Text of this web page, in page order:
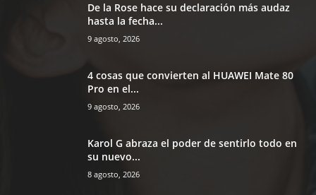
De la Rose hace su declaración más audaz
hasta la fecha...
9 agosto, 2026
4 cosas que convierten al HUAWEI Mate 80
Pro en el...
9 agosto, 2026
Karol G abraza el poder de sentirlo todo en
su nuevo...
8 agosto, 2026